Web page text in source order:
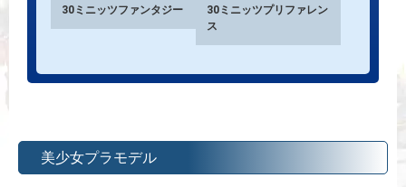
30ミニッツファンタジー
30ミニッツプリファレン
ス
美少女プラモデル